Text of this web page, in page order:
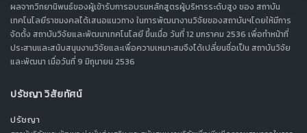
ผลจากวิทยานิพนธ์ของผู้เข้ารับการอบรมหลักสูตรผู้บริหารระดับสูง ของ สถาบัน
เทคโนโลยีราชมงคลได้เสนอแนวทาง ในการพัฒนางานวิจัยของสถาบันฯโดยให้มีการ
จัดตั้ง สถาบันวิจัยและพัฒนาเทคโนโลยี ขึ้นเมื่อ วันที่ 12 มกราคม 2536 เพื่อทำหน้าที่
ประสานและสนับสนุนงานวิจัยและเพื่อความเหมาะสมจึงได้เปลี่ยนชื่อเป็น สถาบันวิจัย
และพัฒนา เมื่อวันที่ 9 มิถุนายน 2536
ปรัชญา วิสัยทัศน์
ปรัชญา